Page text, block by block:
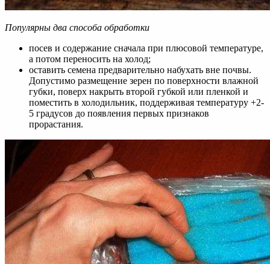
Популярны два способа обработки
посев и содержание сначала при плюсовой температуре,
а потом переносить на холод;
оставить семена предварительно набухать вне почвы.
Допустимо размещение зерен по поверхности влажной
губки, поверх накрыть второй губкой или пленкой и
поместить в холодильник, поддерживая температуру +2-
5 градусов до появления первых признаков
прорастания.